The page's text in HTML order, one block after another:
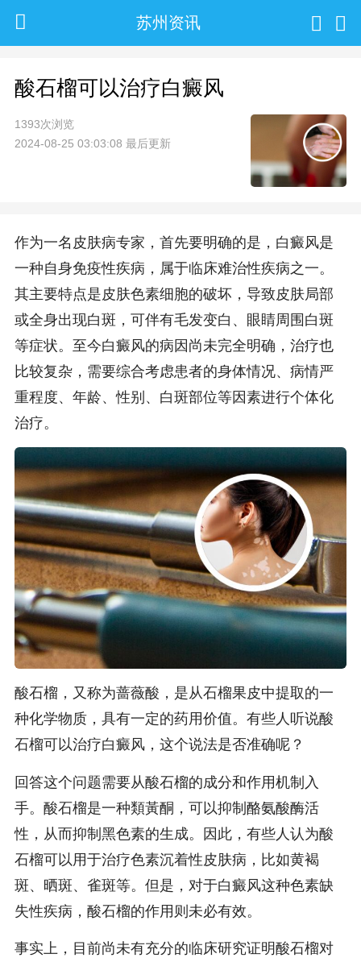
苏州资讯
酸石榴可以治疗白癜风
1393次浏览
2024-08-25 03:03:08 最后更新
作为一名皮肤病专家，首先要明确的是，白癜风是
一种自身免疫性疾病，属于临床难治性疾病之一。
其主要特点是皮肤色素细胞的破坏，导致皮肤局部
或全身出现白斑，可伴有毛发变白、眼睛周围白斑
等症状。至今白癜风的病因尚未完全明确，治疗也
比较复杂，需要综合考虑患者的身体情况、病情严
重程度、年龄、性别、白斑部位等因素进行个体化
治疗。
酸石榴，又称为蔷薇酸，是从石榴果皮中提取的一
种化学物质，具有一定的药用价值。有些人听说酸
石榴可以治疗白癜风，这个说法是否准确呢？
回答这个问题需要从酸石榴的成分和作用机制入
手。酸石榴是一种類黃酮，可以抑制酪氨酸酶活
性，从而抑制黑色素的生成。因此，有些人认为酸
石榴可以用于治疗色素沉着性皮肤病，比如黄褐
斑、晒斑、雀斑等。但是，对于白癜风这种色素缺
失性疾病，酸石榴的作用则未必有效。
事实上，目前尚未有充分的临床研究证明酸石榴对